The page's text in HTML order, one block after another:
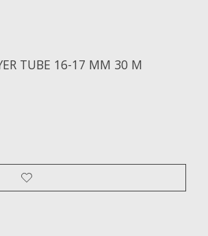
TUBE 16-17 MM 30 M
is